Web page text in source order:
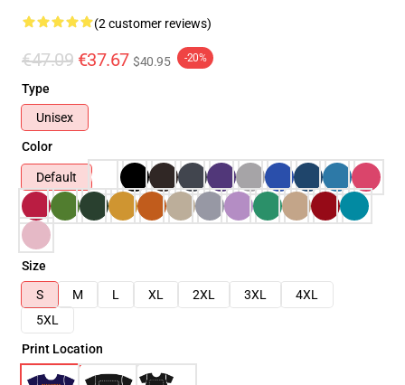
(2 customer reviews)
€47.09 €37.67 $40.95 -20%
Type
Unisex
Color
Default
Size
S
M L XL 2XL 3XL
4XL
5XL
Print Location